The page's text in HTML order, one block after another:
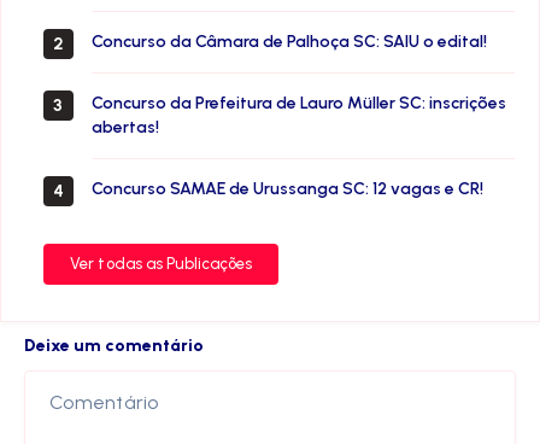
2 Concurso da Câmara de Palhoça SC: SAIU o edital!
3
Concurso da Prefeitura de Lauro Müller SC: inscrições
abertas!
4 Concurso SAMAE de Urussanga SC: 12 vagas e CR!
Ver todas as Publicações
Deixe um comentário